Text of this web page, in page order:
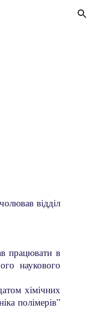
відділ
працювати в
наукового
хімічних
полімерів”